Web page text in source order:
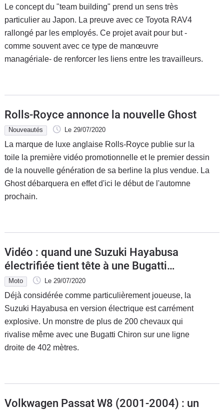
Le concept du "team building" prend un sens très
particulier au Japon. La preuve avec ce Toyota RAV4
rallongé par les employés. Ce projet avait pour but -
comme souvent avec ce type de manœuvre
managériale- de renforcer les liens entre les travailleurs.
Rolls-Royce annonce la nouvelle Ghost
Nouveautés Le 29/07/2020
La marque de luxe anglaise Rolls-Royce publie sur la
toile la première vidéo promotionnelle et le premier dessin
de la nouvelle génération de sa berline la plus vendue. La
Ghost débarquera en effet d'ici le début de l'automne
prochain.
Vidéo : quand une Suzuki Hayabusa
électrifiée tient tête à une Bugatti
Chiron
Moto Le 29/07/2020
Déjà considérée comme particulièrement joueuse, la
Suzuki Hayabusa en version électrique est carrément
explosive. Un monstre de plus de 200 chevaux qui
rivalise même avec une Bugatti Chiron sur une ligne
droite de 402 mètres.
Volkwagen Passat W8 (2001-2004) : un